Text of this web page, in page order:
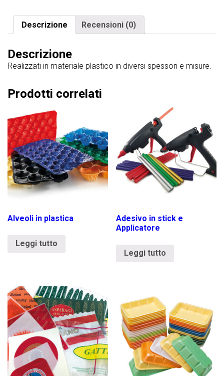
Descrizione Recensioni (0)
Descrizione
Realizzati in materiale plastico in diversi spessori e misure.
Prodotti correlati
Alveoli in plastica
Leggi tutto
Adesivo in stick e
Applicatore
Leggi tutto